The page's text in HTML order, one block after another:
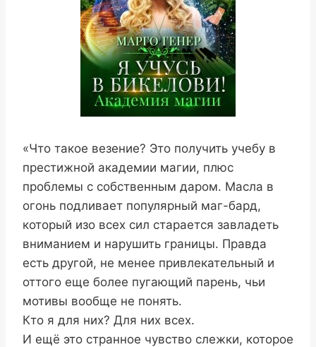
«Что такое везение? Это получить учебу в
престижной академии магии, плюс
проблемы с собственным даром. Масла в
огонь подливает популярный маг-бард,
который изо всех сил старается завладеть
вниманием и нарушить границы. Правда
есть другой, не менее привлекательный и
оттого еще более пугающий парень, чьи
мотивы вообще не понять.
Кто я для них? Для них всех.
И ещё это странное чувство слежки, которое